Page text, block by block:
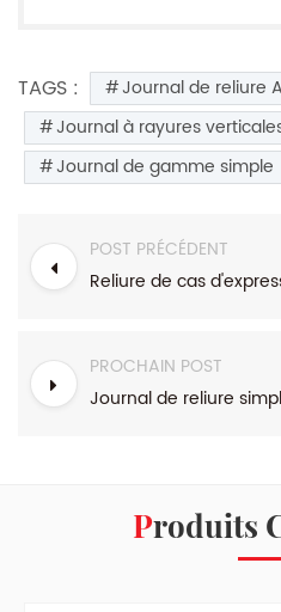
TAGS :
Journal de reliure
Journal à rayures
Journal de gamme simple
POST PRÉCÉDENT
PROCHAIN POST
Produits